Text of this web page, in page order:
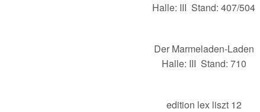
Halle: III Stand: 407/504
Der Marmeladen-Laden
Halle: III Stand: 710
edition lex liszt 12